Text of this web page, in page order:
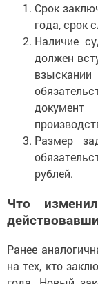
Срок
года, срок
Наличие
должен
Размер
рублей.
Что
Ранее
на тех, кто